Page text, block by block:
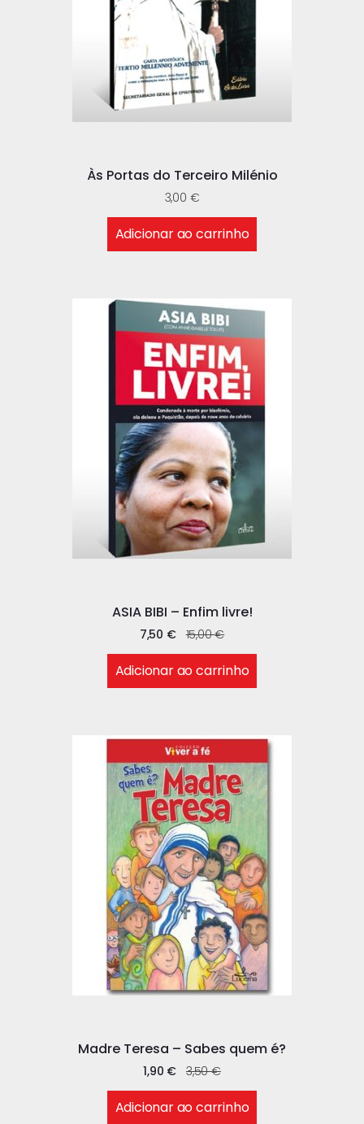
Às Portas do Terceiro Milénio
3,00 €
Adicionar ao carrinho
ASIA BIBI – Enfim livre!
15,00€
7,50 €
Adicionar ao carrinho
Madre Teresa – Sabes quem é?
3,50€
1,90 €
Adicionar ao carrinho